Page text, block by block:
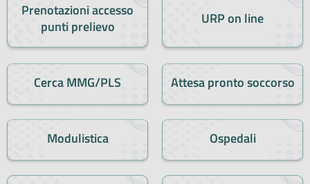
Prenotazioni accesso
punti prelievo
URP on line
Cerca MMG/PLS Attesa pronto soccorso
Modulistica Ospedali